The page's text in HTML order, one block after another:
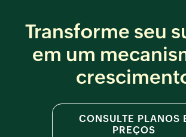
Transforme seu
em um
CONSULTE PLANOS
PREÇOS